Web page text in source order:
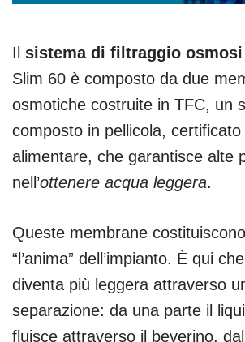
Il sistema di filtraggio
Slim 60 è composto da due
osmotiche costruite in TFC, un
composto in pellicola,
alimentare, che garantisce alte
nell’ottenere acqua leggera.
Queste membrane
“l’anima” dell’impianto. È qui
diventa più leggera attraverso
separazione: da una parte il
fluisce attraverso il beverino,